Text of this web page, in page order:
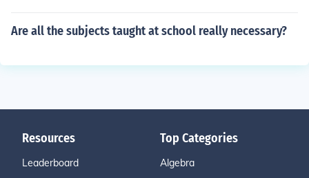
Are all the subjects taught at school really necessary?
Resources
Leaderboard
Top Categories
Algebra